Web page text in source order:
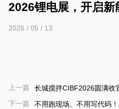
2026锂电展，开启新
2026 / 05 / 13
上一篇
长城搅拌CIBF2026圆满收
下一篇
不用跑现场、不用写代码！